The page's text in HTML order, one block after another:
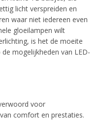
licht verspreiden en
waar niet iedereen even
gloeilampen wilt
is het de moeite
mogelijkheden van LED-
voor
comfort en prestaties.